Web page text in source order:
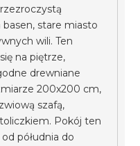
stare miasto
wili. Ten
na piętrze,
drewniane
200x200 cm,
szafą,
Pokój ten
półudnia do